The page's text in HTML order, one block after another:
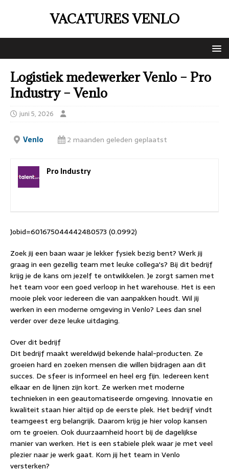
VACATURES VENLO
Logistiek medewerker Venlo – Pro
Industry – Venlo
juni 5, 2026
Venlo 2 maanden geleden geplaatst
Pro Industry
Jobid=601675044442480573 (0.0992)
Zoek jij een baan waar je lekker fysiek bezig bent? Werk jij
graag in een gezellig team met leuke collega's? Bij dit bedrijf
krijg je de kans om jezelf te ontwikkelen. Je zorgt samen met
het team voor een goed verloop in het warehouse. Het is een
mooie plek voor iedereen die van aanpakken houdt. Wil jij
werken in een moderne omgeving in Venlo? Lees dan snel
verder over deze leuke uitdaging.
Over dit bedrijf
Dit bedrijf maakt wereldwijd bekende halal-producten. Ze
groeien hard en zoeken mensen die willen bijdragen aan dit
succes. De sfeer is informeel en heel erg fijn. Iedereen kent
elkaar en de lijnen zijn kort. Ze werken met moderne
technieken in een geautomatiseerde omgeving. Innovatie en
kwaliteit staan hier altijd op de eerste plek. Het bedrijf vindt
teamgeest erg belangrijk. Daarom krijg je hier volop kansen
om te groeien. Ook duurzaamheid hoort bij de dagelijkse
manier van werken. Het is een stabiele plek waar je met veel
plezier naar je werk gaat. Kom jij het team in Venlo
versterken?